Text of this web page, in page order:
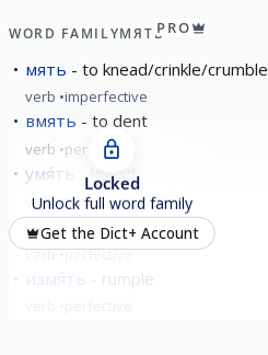
WORD FAMILYМЯТЬPRO
мять to knead/crinkle/crumble
verb imperfective
вмять to dent
verb perfective
умя́ть knead
verb perfective
замя́ть hush up
verb perfective
измя́ть
Locked
Unlock full word family
Get the Dict+ Account